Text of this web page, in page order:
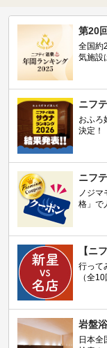
第20
全国約
気施
ニフ
おふろ
決定！
ニフ
ノジ
格」で
【ニ
行って
（全
岩盤
日本全